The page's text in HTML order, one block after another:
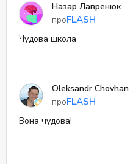
Назар Лавренюк
проFLASH
Чудова школа
Oleksandr Chovhan
проFLASH
Вона чудова!